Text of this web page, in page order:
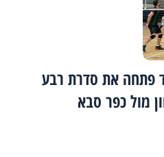
פתחה את סדרת רבע
מול כפר סבא